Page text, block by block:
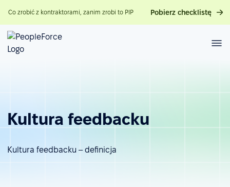
Co zrobić z kontraktorami, zanim zrobi to PIP Pobierz checklistę
Kultura feedbacku
Kultura feedbacku – definicja